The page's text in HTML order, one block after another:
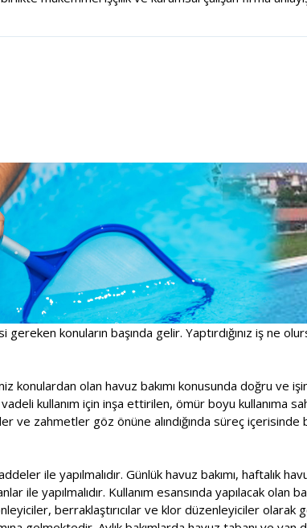
konuların başında gelir. Yaptırdığınız iş ne
konulardan olan havuz bakımı konusunda doğru ve
kullanım için inşa ettirilen, ömür boyu kullanıma
zahmetler göz önüne alındığında süreç içerisinde
ile yapılmalıdır. Günlük havuz bakımı, haftalık
ile yapılmalıdır. Kullanım esansında yapılacak olan
berraklaştırıcılar ve klor düzenleyiciler olarak